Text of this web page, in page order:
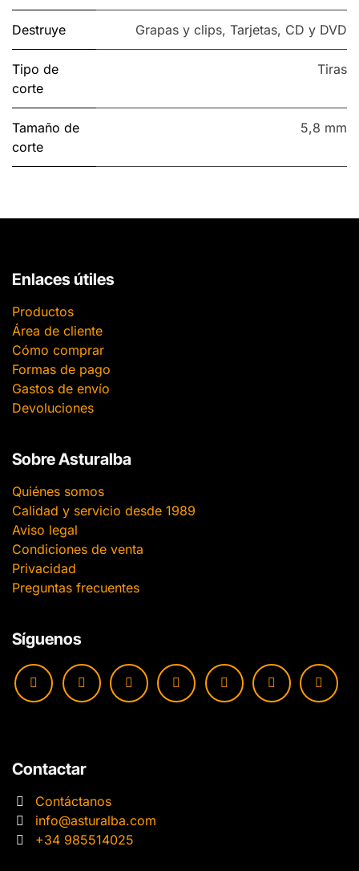
Destruye Grapas y clips, Tarjetas, CD y DVD
Tipo de
corte
Tiras
Tamaño de
corte
5,8 mm
Enlaces útiles
Productos
Área de cliente
Cómo comprar
Formas de pago
Gastos de envío
Devoluciones
Sobre Asturalba
Quiénes somos
Calidad y servicio desde 1989
Aviso legal
Condiciones de venta
Privacidad
Preguntas frecuentes
Síguenos
Contactar
Contáctanos
info@asturalba.com
+34 985514025